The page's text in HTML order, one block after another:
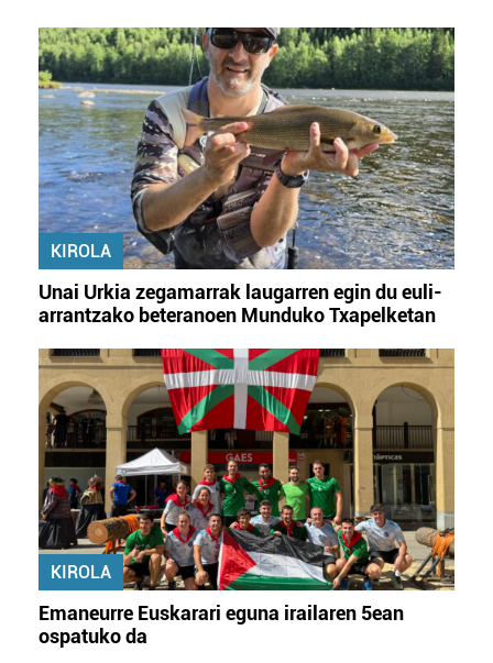
fitxategiak erabiltzen ditu. Zure esperientzia eta
zerbitzuak hobetzeko asmoz, cookie teknologiaz
baliatzen gara. Ohar hau onartuz gero, teknologia hori
erabiltzeko baimen esplizitua ematen diguzu.Gehiago
irakurri
KIROLA
Unai Urkia zegamarrak laugarren egin du euli-
arrantzako beteranoen Munduko Txapelketan
KIROLA
Emaneurre Euskarari eguna irailaren 5ean
ospatuko da